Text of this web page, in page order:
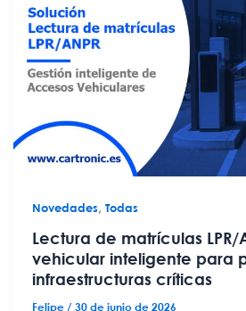
Novedades,Todas
Lectura de matrículas LPR/
vehicular inteligente para
infraestructuras críticas
Felipe /30 de junio de 2026